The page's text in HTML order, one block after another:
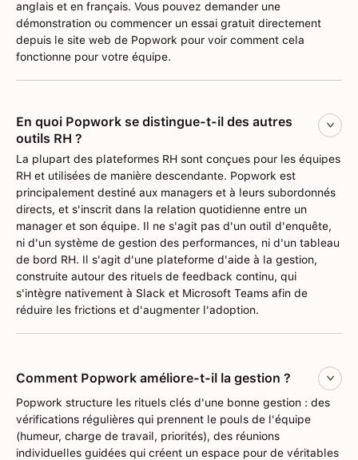
anglais et en français. Vous pouvez demander une
démonstration ou commencer un essai gratuit directement
depuis le site web de Popwork pour voir comment cela
fonctionne pour votre équipe.
En quoi Popwork se distingue-t-il des autres
outils RH ?
La plupart des plateformes RH sont conçues pour les équipes
RH et utilisées de manière descendante. Popwork est
principalement destiné aux managers et à leurs subordonnés
directs, et s'inscrit dans la relation quotidienne entre un
manager et son équipe. Il ne s'agit pas d'un outil d'enquête,
ni d'un système de gestion des performances, ni d'un tableau
de bord RH. Il s'agit d'une plateforme d'aide à la gestion,
construite autour des rituels de feedback continu, qui
s'intègre nativement à Slack et Microsoft Teams afin de
réduire les frictions et d'augmenter l'adoption.
Comment Popwork améliore-t-il la gestion ?
Popwork structure les rituels clés d'une bonne gestion : des
vérifications régulières qui prennent le pouls de l'équipe
(humeur, charge de travail, priorités), des réunions
individuelles guidées qui créent un espace pour de véritables